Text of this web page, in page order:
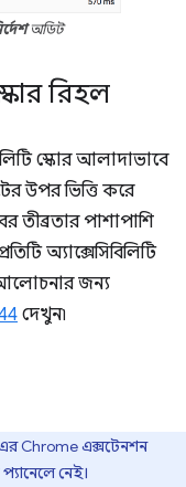
অডিট
রিহল
স্কোর আলাদাভাবে
উপর ভিত্তি করে
তীব্রতার পাশাপাশি
অ্যাক্সেসিবিলিটি
জন্য
দেখুন৷
Chrome এক্সটেনশন
নেই।